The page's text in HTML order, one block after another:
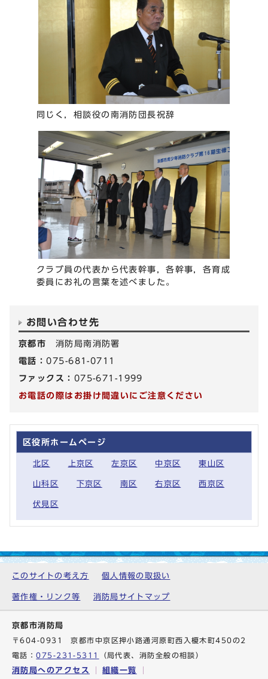
同じく，相談役の南消防団長祝辞
クラブ員の代表から代表幹事，各幹事，各育成
委員にお礼の言葉を述べました。
お問い合わせ先
京都市 消防局南消防署
電話：075-681-0711
ファックス： 075-671-1999
お電話の際はお掛け間違いにご注意ください
区役所ホームページ
北区 上京区 左京区 中京区 東山区
山科区 下京区 南区 右京区 西京区
伏見区
このサイトの考え方 個人情報の取扱い
著作権・リンク等 消防局サイトマップ
京都市消防局
〒604-0931 京都市中京区押小路通河原町西入榎木町450の2
電話：075-231-5311 （局代表、消防全般の相談）
消防局へのアクセス 組織一覧